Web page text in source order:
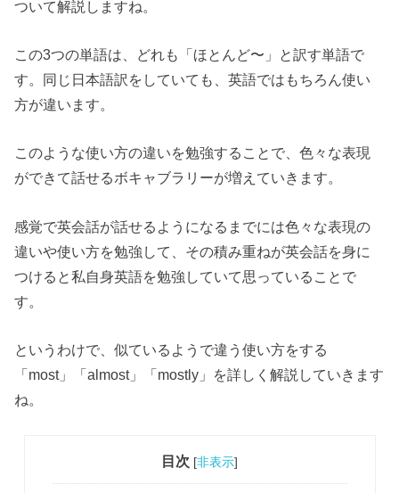
ついて解説しますね。
この3つの単語は、どれも「ほとんど〜」と訳す単語で
す。同じ日本語訳をしていても、英語ではもちろん使い
方が違います。
このような使い方の違いを勉強することで、色々な表現
ができて話せるボキャブラリーが増えていきます。
感覚で英会話が話せるようになるまでには色々な表現の
違いや使い方を勉強して、その積み重ねが英会話を身に
つけると私自身英語を勉強していて思っていることで
す。
というわけで、似ているようで違う使い方をする
「most」「almost」「mostly」を詳しく解説していきます
ね。
目次 [非表示]